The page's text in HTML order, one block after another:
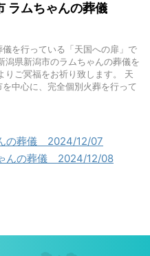
ラムちゃんの葬儀
を行っている「天国への扉」で
潟県新潟市のラムちゃんの葬儀を
りご冥福をお祈り致します。 天
中心に、完全個別火葬を行って
の葬儀 2024/12/07
んの葬儀 2024/12/08